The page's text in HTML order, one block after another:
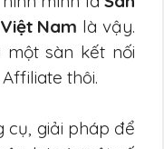
Nam là vậy.
sàn kết nối
thôi.
cụ, giải pháp để